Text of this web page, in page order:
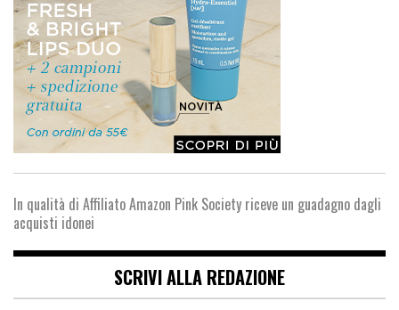
In qualità di Affiliato Amazon Pink Society riceve un guadagno dagli
acquisti idonei
SCRIVI ALLA REDAZIONE